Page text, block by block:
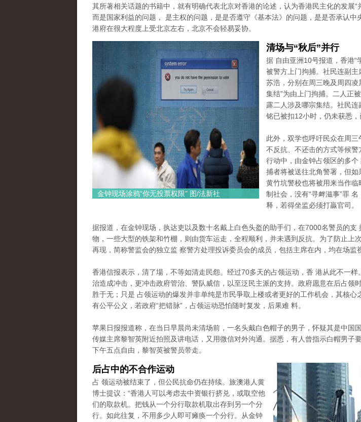
其所著相关话题的书籍中，就有明确代表北京对香港的论述，认为香港民主化的发展“
而是国家利益的问题， 是主权的问题，是是否遵守《基本法》的问题，是是否承认中
港府在很大程度上受北京左右，北京不会轻易妥协。
金钟现场涂鸦“你无投票权限” 图/法新社
清场与“秋后”并行
据 自由亚洲10号报道，香港“
被警方上门拘捕。社民连副
苏浩，分别在周三晚及周四凌
集结”为由上门拘捕。二人正
露二人涉及哪宗集结。社民
铭已被扣12小时，仍未获悉，
此外，双学也呼吁民众在周
不反抗、不还击的方式等候
行动中，由金钟占领区的多
捕者将被送往北角警署，但
黄竹坑警校也将被用来当作
制社会，没有“寻衅滋事”罪
释，若得坐监必须打贏官司。
据报道，在金钟现场，执达吏以及数十名戴上白色头盔的助手们，在7000名警员的支
物，一些大型的铁架和竹棚，则由货车运走，全程顺利，并未遇到反抗。为了防止上
再现，简称警监会的独立监 察警方处理投诉委员会的成员，包括主席在内，均在场监
香港信报表示，清了場，不等如清走民怨。经过70多天的占领运动，香 港从此不一样
治造成冲击，更冲击政府管治、警队威信，以至泛民主派的支持。政府愿意在后占领
胜于无；只是 占领运动的爆发并非单纯是市民爭取上楼或者更好的工作机会，其核心
有公平公义，若政府“把错脉”，占领运动恐怕随时复发，后果难 料。
苹果日报报道称，在当日早晨尚未清场前，一名头戴白色帽子的男子，怀疑其是中国
传媒主席黎智英附近拍照及讲电话，又用微信对外沟通。据悉，有人曾指示白帽男子
下午五点自由，黎智英被警员带走。
后占中的不合作运动
占 领运动被结束了，但公民抗命仍在持续。旅澳港人黄
博士提议：“香港人可以考虑去中资银行挤兑，或取空他
们的取款机。把钱从一个分行取款机取出存到另一个分
行。如此往复，不用多少人即可瘫痪一个分行。从金钟